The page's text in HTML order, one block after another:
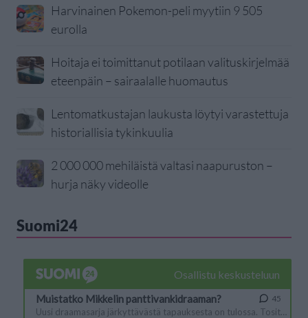
Harvinainen Pokemon-peli myytiin 9 505
eurolla
Hoitaja ei toimittanut potilaan valituskirjelmää
eteenpäin – sairaalalle huomautus
Lentomatkustajan laukusta löytyi varastettuja
historiallisia tykinkuulia
2 000 000 mehiläistä valtasi naapuruston –
hurja näky videolle
Suomi24